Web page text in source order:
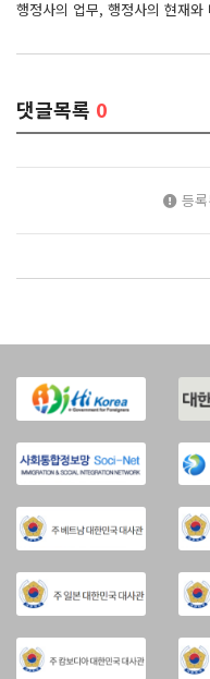
행정사의 업무, 행정사의 현재
댓글목록 0
등록